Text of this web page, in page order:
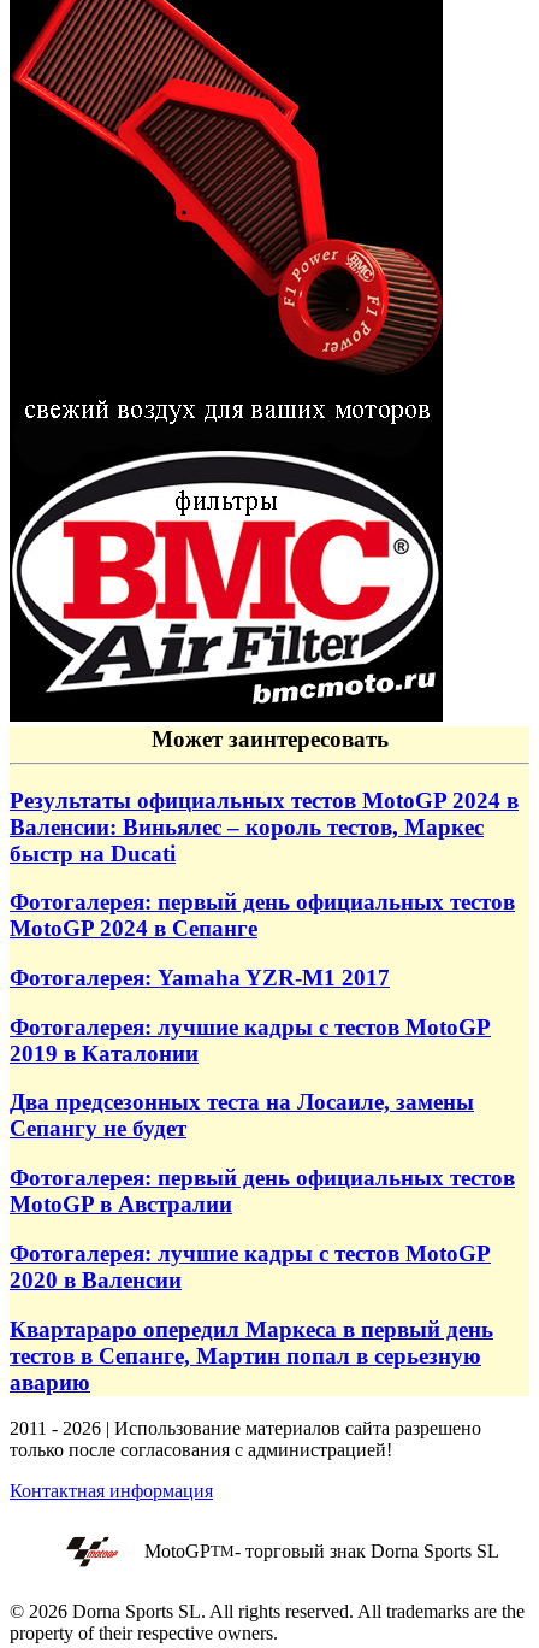
Может заинтересовать
Результаты официальных тестов MotoGP 2024 в
Валенсии: Виньялес – король тестов, Маркес
быстр на Ducati
Фотогалерея: первый день официальных тестов
MotoGP 2024 в Сепанге
Фотогалерея: Yamaha YZR-M1 2017
Фотогалерея: лучшие кадры с тестов MotoGP
2019 в Каталонии
Два предсезонных теста на Лосаиле, замены
Сепангу не будет
Фотогалерея: первый день официальных тестов
MotoGP в Австралии
Фотогалерея: лучшие кадры с тестов MotoGP
2020 в Валенсии
Квартараро опередил Маркеса в первый день
тестов в Сепанге, Мартин попал в серьезную
аварию
2011 - 2026 | Использование материалов сайта разрешено
только после согласования с администрацией!
Контактная информация
MotoGPTM- торговый знак Dorna Sports SL
© 2026 Dorna Sports SL. All rights reserved. All trademarks are the
property of their respective owners.